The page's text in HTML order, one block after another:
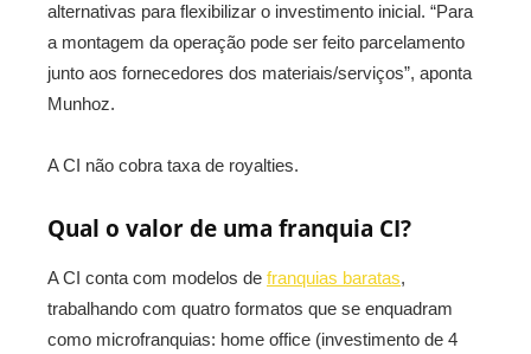
alternativas para flexibilizar o investimento inicial. “Para
a montagem da operação pode ser feito parcelamento
junto aos fornecedores dos materiais/serviços”, aponta
Munhoz.
A CI não cobra taxa de royalties.
Qual o valor de uma franquia CI?
A CI conta com modelos de franquias baratas,
trabalhando com quatro formatos que se enquadram
como microfranquias: home office (investimento de 4